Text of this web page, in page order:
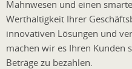
Mahnwesen und einen
Werthaltigkeit Ihrer
innovativen Lösungen und
machen wir es Ihren Kunden
Beträge zu bezahlen.